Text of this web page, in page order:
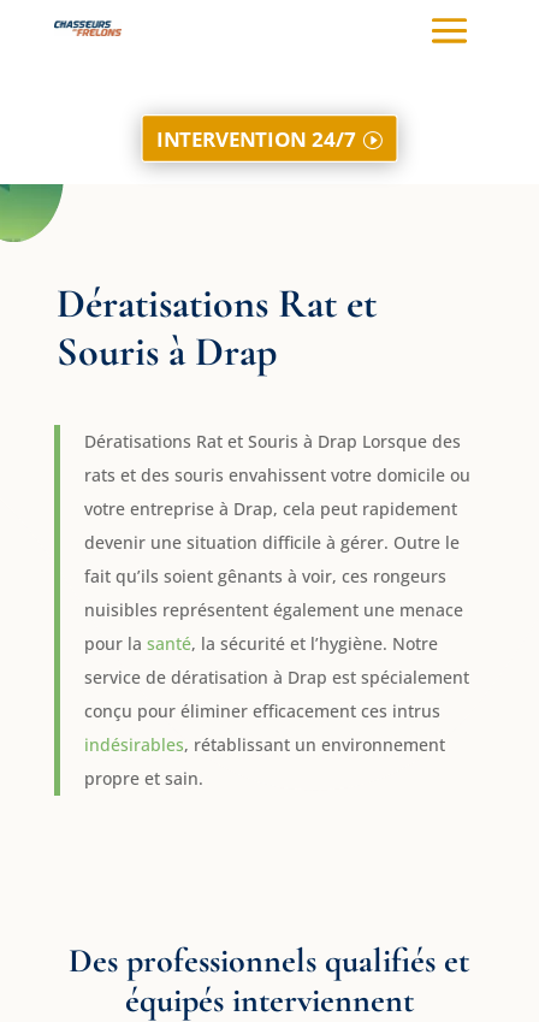
INTERVENTION 24/7
Dératisations Rat et
Souris à Drap
Dératisations Rat et Souris à Drap Lorsque des
rats et des souris envahissent votre domicile ou
votre entreprise à Drap, cela peut rapidement
devenir une situation difficile à gérer. Outre le
fait qu’ils soient gênants à voir, ces rongeurs
nuisibles représentent également une menace
pour la santé, la sécurité et l’hygiène. Notre
service de dératisation à Drap est spécialement
conçu pour éliminer efficacement ces intrus
indésirables, rétablissant un environnement
propre et sain.
Des professionnels qualifiés et
équipés interviennent